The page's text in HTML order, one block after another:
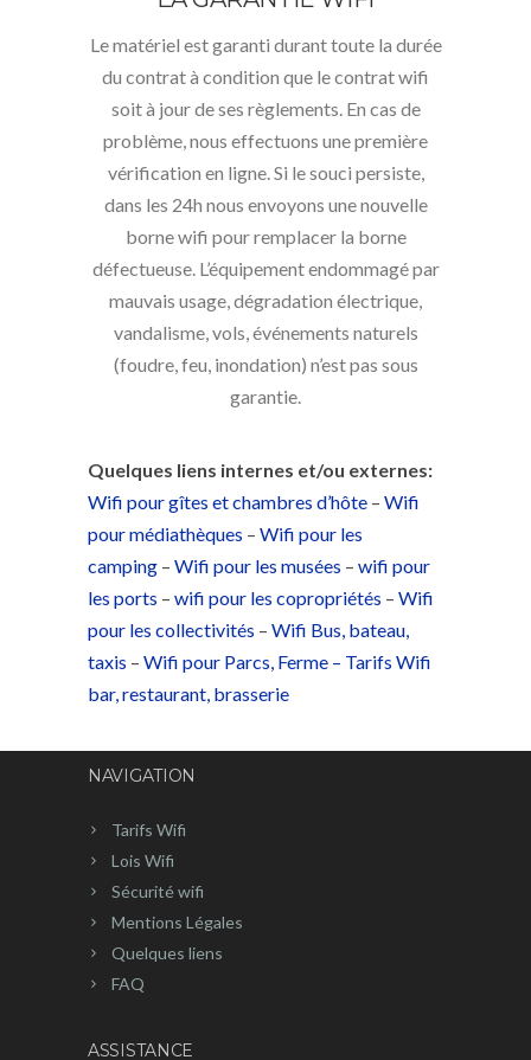
Le matériel est garanti durant toute la durée
du contrat à condition que le contrat wifi
soit à jour de ses règlements. En cas de
problème, nous effectuons une première
vérification en ligne. Si le souci persiste,
dans les 24h nous envoyons une nouvelle
borne wifi pour remplacer la borne
défectueuse. L’équipement endommagé par
mauvais usage, dégradation électrique,
vandalisme, vols, événements naturels
(foudre, feu, inondation) n’est pas sous
garantie.
Quelques liens internes et/ou externes:
Wifi pour gîtes et chambres d’hôte – Wifi
pour médiathèques – Wifi pour les
camping – Wifi pour les musées – wifi pour
les ports – wifi pour les copropriétés – Wifi
pour les collectivités – Wifi Bus, bateau,
taxis – Wifi pour Parcs, Ferme – Tarifs Wifi
bar, restaurant, brasserie
NAVIGATION
Tarifs Wifi
Lois Wifi
Sécurité wifi
Mentions Légales
Quelques liens
FAQ
ASSISTANCE